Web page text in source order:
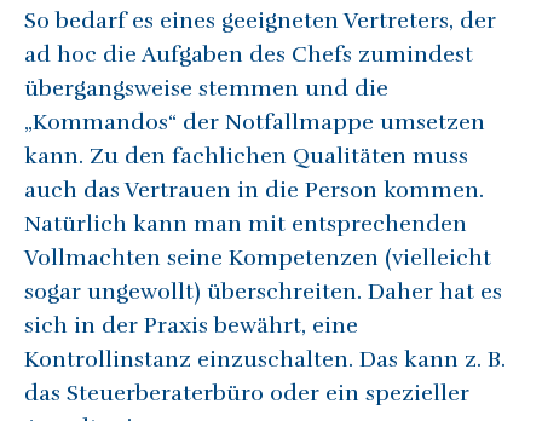
So bedarf es eines geeigneten Vertreters, der
ad hoc die Aufgaben des Chefs zumindest
übergangsweise stemmen und die
„Kommandos“ der Notfallmappe umsetzen
kann. Zu den fachlichen Qualitäten muss
auch das Vertrauen in die Person kommen.
Natürlich kann man mit entsprechenden
Vollmachten seine Kompetenzen (vielleicht
sogar ungewollt) überschreiten. Daher hat es
sich in der Praxis bewährt, eine
Kontrollinstanz einzuschalten. Das kann z. B.
das Steuerberaterbüro oder ein spezieller